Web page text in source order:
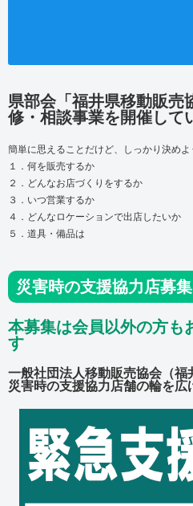
県部会「福井県移動販売
修・相談事業を開催して
簡単に思えることだけど、しっかり決めよ
１．何を販売するか
２．どんなお店づくりをするか
３．いつ営業するか
４．どんなロケーションで出店したいか
５．道具・備品は
災害時の支援協力店募
本募集は会員以外の方も
す
一般社団法人移動販売協会（福
災害時の支援協力店舗の輪を広